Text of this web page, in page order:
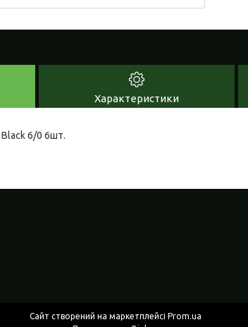
Характеристики
Black 6/0 6шт.
Сайт створений на маркетплейсі Prom.ua